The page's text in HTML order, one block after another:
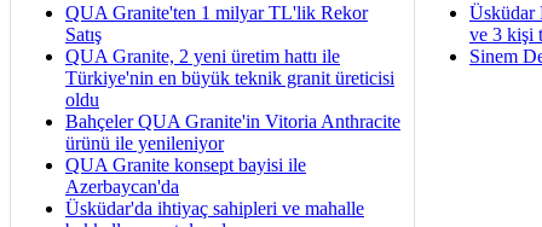
QUA Granite'ten 1 milyar TL'lik Rekor
Satış
QUA Granite, 2 yeni üretim hattı ile
Türkiye'nin en büyük teknik granit üreticisi
oldu
Bahçeler QUA Granite'in Vitoria Anthracite
ürünü ile yenileniyor
QUA Granite konsept bayisi ile
Azerbaycan'da
Üsküdar'da ihtiyaç sahipleri ve mahalle
Üsküdar
ve 3 kişi
Sinem